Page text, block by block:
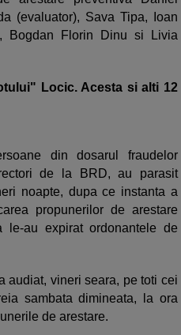
(evaluator), Sava Tipa, Ioan
Bogdan Florin Dinu si Livia
Locic. Acesta si alti 12
din dosarul fraudelor
de la BRD, au parasit
noapte, dupa ce instanta a
propunerilor de arestare
le-au expirat ordonantele de
audiat, vineri seara, pe toti cei
sambata dimineata, la ora
de arestare.